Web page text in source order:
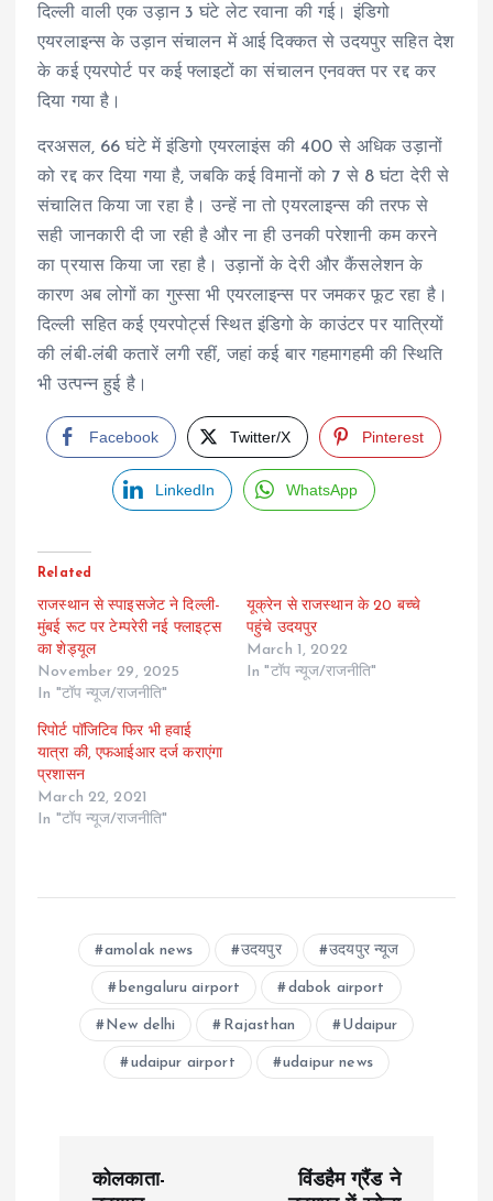
दिल्ली वाली एक उड़ान 3 घंटे लेट रवाना की गई। इंडिगो
एयरलाइन्स के उड़ान संचालन में आई दिक्कत से उदयपुर सहित देश
के कई एयरपोर्ट पर कई फ्लाइटों का संचालन एनवक्त पर रद्द कर
दिया गया है।
दरअसल, 66 घंटे में इंडिगो एयरलाइंस की 400 से अधिक उड़ानों
को रद्द कर दिया गया है, जबकि कई विमानों को 7 से 8 घंटा देरी से
संचालित किया जा रहा है। उन्हें ना तो एयरलाइन्स की तरफ से
सही जानकारी दी जा रही है और ना ही उनकी परेशानी कम करने
का प्रयास किया जा रहा है। उड़ानों के देरी और कैंसलेशन के
कारण अब लोगों का गुस्सा भी एयरलाइन्स पर जमकर फूट रहा है।
दिल्ली सहित कई एयरपोर्ट्स स्थित इंडिगो के काउंटर पर यात्रियों
की लंबी-लंबी कतारें लगी रहीं, जहां कई बार गहमागहमी की स्थिति
भी उत्पन्न हुई है।
Facebook Twitter/X Pinterest
LinkedIn WhatsApp
Related
राजस्थान से स्पाइसजेट ने दिल्ली-
मुंबई रूट पर टेम्परेरी नई फ्लाइट्स
का शेड्यूल
November 29, 2025
In "टॉप न्यूज/राजनीति"
यूक्रेन से राजस्थान के 20 बच्चे
पहुंचे उदयपुर
March 1, 2022
In "टॉप न्यूज/राजनीति"
रिपोर्ट पॉजिटिव फिर भी हवाई
यात्रा की, एफआईआर दर्ज कराएंगा
प्रशासन
March 22, 2021
In "टॉप न्यूज/राजनीति"
amolak news उदयपुर उदयपुर न्यूज
bengaluru airport dabok airport
New delhi Rajasthan Udaipur
udaipur airport udaipur news
कोलकाता-
विंडहैम ग्रैंड ने